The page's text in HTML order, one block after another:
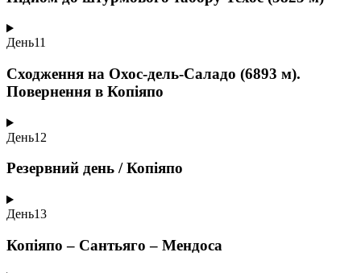
День11
Сходження на Охос-дель-Саладо (6893 м).
Повернення в Копіяпо
День12
Резервний день / Копіяпо
День13
Копіяпо – Сантьяго – Мендоса